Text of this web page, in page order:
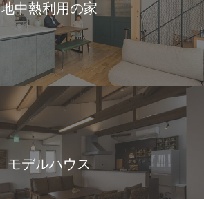
地中熱利用の家
モデルハウス